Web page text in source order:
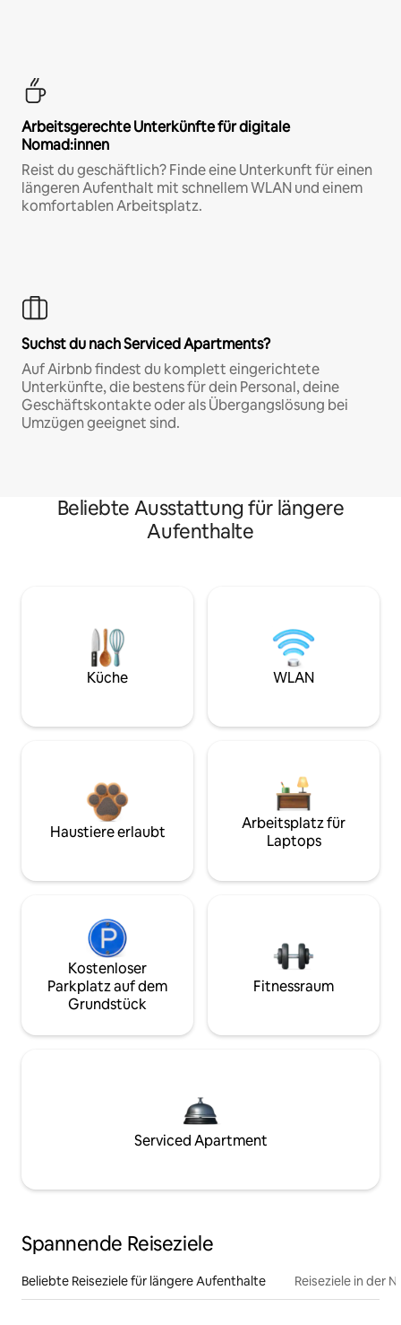
Arbeitsgerechte Unterkünfte für digitale
Nomad:innen
Reist du geschäftlich? Finde eine Unterkunft für einen
längeren Aufenthalt mit schnellem WLAN und einem
komfortablen Arbeitsplatz.
Suchst du nach Serviced Apartments?
Auf Airbnb findest du komplett eingerichtete
Unterkünfte, die bestens für dein Personal, deine
Geschäftskontakte oder als Übergangslösung bei
Umzügen geeignet sind.
Beliebte Ausstattung für längere
Aufenthalte
Küche WLAN
Haustiere erlaubt
Arbeitsplatz für
Laptops
Kostenloser
Parkplatz auf dem
Grundstück
Fitnessraum
Serviced Apartment
Spannende Reiseziele
Beliebte Reiseziele für längere Aufenthalte Reiseziele in der